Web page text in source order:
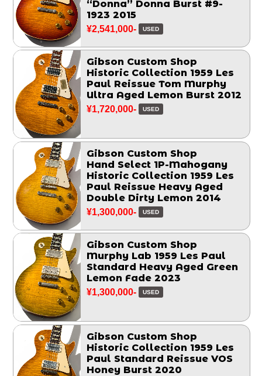
“Donna” Donna Burst #9-
1923 2015
¥2,541,000- USED
Gibson Custom Shop
Historic Collection 1959 Les
Paul Reissue Tom Murphy
Ultra Aged Lemon Burst 2012
¥1,720,000- USED
Gibson Custom Shop
Hand Select 1P-Mahogany
Historic Collection 1959 Les
Paul Reissue Heavy Aged
Double Dirty Lemon 2014
¥1,300,000- USED
Gibson Custom Shop
Murphy Lab 1959 Les Paul
Standard Heavy Aged Green
Lemon Fade 2023
¥1,300,000- USED
Gibson Custom Shop
Historic Collection 1959 Les
Paul Standard Reissue VOS
Honey Burst 2020